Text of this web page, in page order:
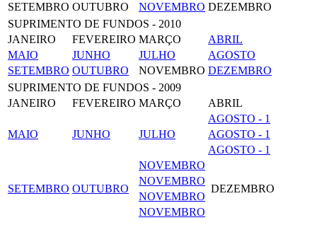
SETEMBRO OUTUBRO NOVEMBRO DEZEMBRO
SUPRIMENTO DE FUNDOS - 2010
JANEIRO
FEVEREIRO MARÇO
ABRIL
MAIO
JUNHO JULHO
AGOSTO
SETEMBRO OUTUBRO NOVEMBRO DEZEMBRO
SUPRIMENTO DE FUNDOS - 2009
JANEIRO
FEVEREIRO MARÇO ABRIL
MAIO JUNHO JULHO
AGOSTO - 1
AGOSTO - 1
AGOSTO - 1
SETEMBRO OUTUBRO
NOVEMBRO
DEZEMBRO
NOVEMBRO
NOVEMBRO
NOVEMBRO